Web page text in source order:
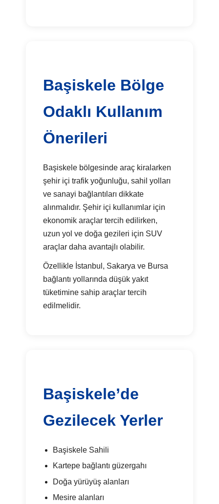
Başiskele Bölge
Odaklı Kullanım
Önerileri
Başiskele bölgesinde araç kiralarken
şehir içi trafik yoğunluğu, sahil yolları
ve sanayi bağlantıları dikkate
alınmalıdır. Şehir içi kullanımlar için
ekonomik araçlar tercih edilirken,
uzun yol ve doğa gezileri için SUV
araçlar daha avantajlı olabilir.
Özellikle İstanbul, Sakarya ve Bursa
bağlantı yollarında düşük yakıt
tüketimine sahip araçlar tercih
edilmelidir.
Başiskele’de
Gezilecek Yerler
Başiskele Sahili
Kartepe bağlantı güzergahı
Doğa yürüyüş alanları
Mesire alanları